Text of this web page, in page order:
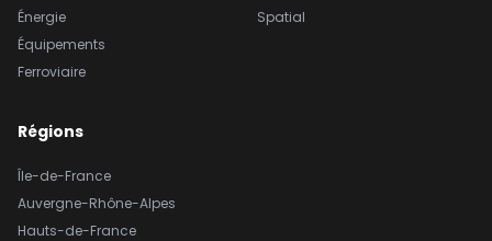
Énergie
Équipements
Ferroviaire
Spatial
Régions
Île-de-France
Auvergne-Rhône-Alpes
Hauts-de-France